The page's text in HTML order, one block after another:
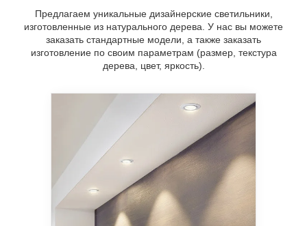
Предлагаем уникальные дизайнерские светильники,
изготовленные из натурального дерева. У нас вы можете
заказать стандартные модели, а также заказать
изготовление по своим параметрам (размер, текстура
дерева, цвет, яркость).